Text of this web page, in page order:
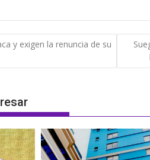
y exigen la renuncia de su